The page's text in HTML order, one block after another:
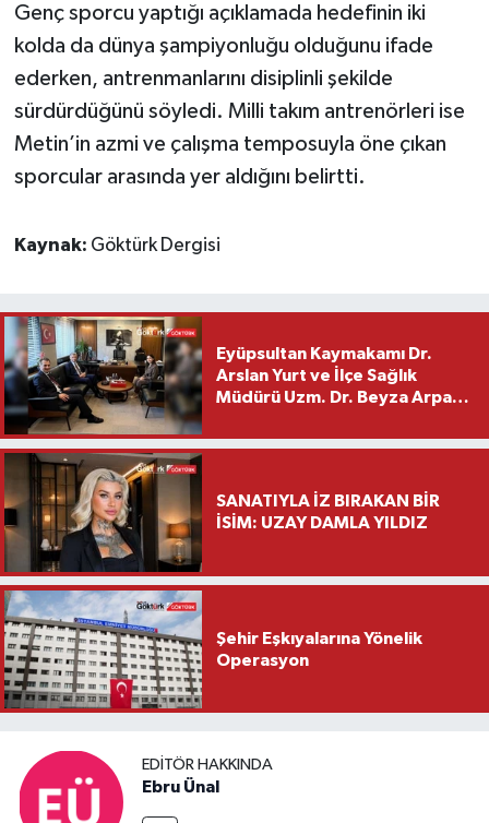
Genç sporcu yaptığı açıklamada hedefinin iki
kolda da dünya şampiyonluğu olduğunu ifade
ederken, antrenmanlarını disiplinli şekilde
sürdürdüğünü söyledi. Milli takım antrenörleri ise
Metin’in azmi ve çalışma temposuyla öne çıkan
sporcular arasında yer aldığını belirtti.
Kaynak: Göktürk Dergisi
Eyüpsultan Kaymakamı Dr.
Arslan Yurt ve İlçe Sağlık
Müdürü Uzm. Dr. Beyza Arpacı
Ziyareti
SANATIYLA İZ BIRAKAN BİR
İSİM: UZAY DAMLA YILDIZ
Şehir Eşkıyalarına Yönelik
Operasyon
EDITÖR HAKKINDA
Ebru Ünal